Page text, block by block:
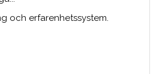
och erfarenhetssystem.